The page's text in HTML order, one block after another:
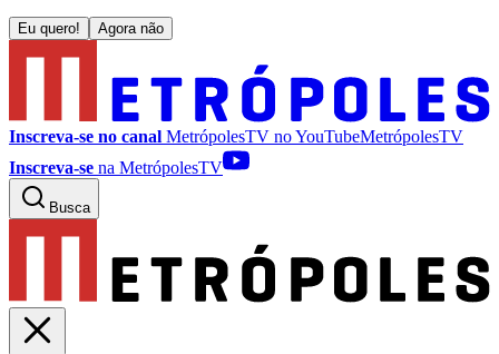
Eu quero! Agora não
Inscreva-se no canal MetrópolesTV noYouTubeMetrópolesTV
Inscreva-se na MetrópolesTV
Busca